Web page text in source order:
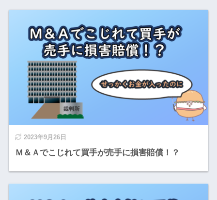
2023年9月26日
Ｍ＆Ａでこじれて買手が売手に損害賠償！？